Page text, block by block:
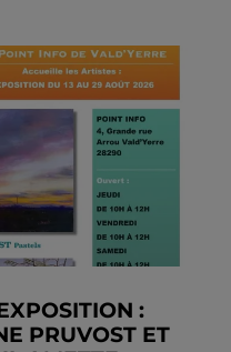
:
PRUVOST ET